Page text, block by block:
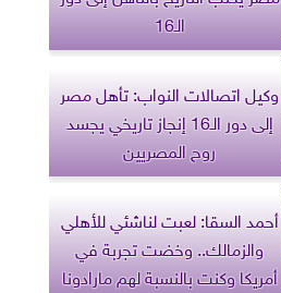
الـ16
وكيل اتصالات النواب: تأهل مصر
إلى دور الـ16 إنجاز تاريخي يجسد
روح المصريين
أحمد السقا: لعبت لناشئي للأهلي
والزمالك.. وخضت تجربة في
أمريكا وكنت بالنسبة لهم مارادونا